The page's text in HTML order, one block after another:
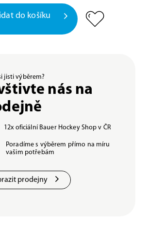
do košíku
jisti výběrem?
nás na
12x oficiální Bauer Hockey Shop v ČR
Poradíme s výběrem přímo na míru
vašim potřebám
prodejny